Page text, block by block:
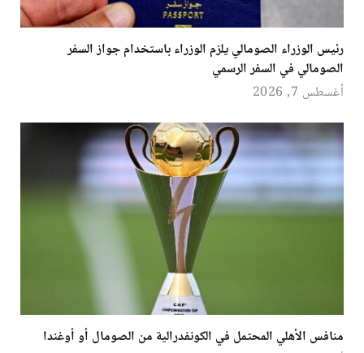
رئيس الوزراء الصومالي يلزم الوزراء باستخدام جواز السفر
الصومالي في السفر الرسمي
أغسطس 7, 2026
منافس الأهلي المحتمل في الكونفدرالية من الصومال أو أوغندا